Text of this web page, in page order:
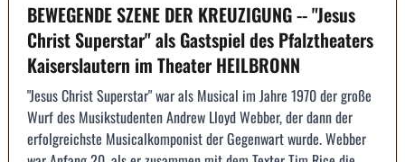
BEWEGENDE SZENE DER KREUZIGUNG -- "Jesus
Christ Superstar" als Gastspiel des Pfalztheaters
Kaiserslautern im Theater HEILBRONN
"Jesus Christ Superstar" war als Musical im Jahre 1970 der große
Wurf des Musikstudenten Andrew Lloyd Webber, der dann der
erfolgreichste Musicalkomponist der Gegenwart wurde. Webber